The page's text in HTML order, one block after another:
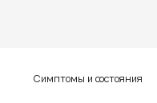
Симптомы и состояния